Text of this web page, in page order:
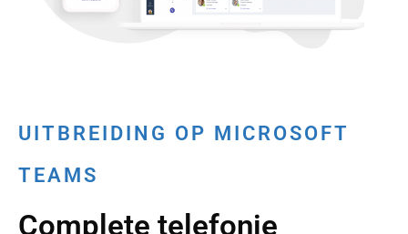
UITBREIDING OP MICROSOFT
TEAMS
Complete telefonie